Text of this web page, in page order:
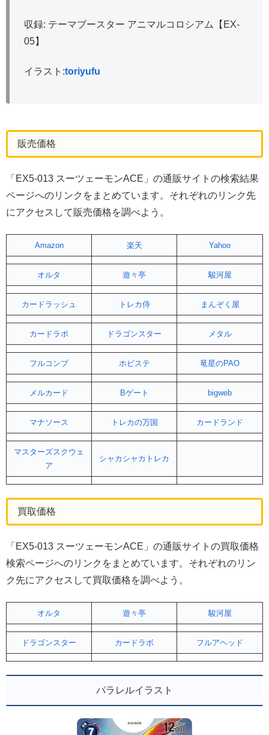
収録: テーマブースター アニマルコロシアム【EX-
05】
イラスト:toriyufu
販売価格
「EX5-013 スーツェーモンACE」の通販サイトの検索結果
ページへのリンクをまとめています。それぞれのリンク先
にアクセスして販売価格を調べよう。
Amazon 楽天 Yahoo
オルタ 遊々亭 駿河屋
カードラッシュ トレカ侍 まんぞく屋
カードラボ ドラゴンスター メタル
フルコンプ ホビステ 竜星のPAO
メルカード Bゲート bigweb
マナソース トレカの万国 カードランド
マスターズスクウェ
ア
シャカシャカトレカ
買取価格
「EX5-013 スーツェーモンACE」の通販サイトの買取価格
検索ページへのリンクをまとめています。それぞれのリン
ク先にアクセスして買取価格を調べよう。
オルタ 遊々亭 駿河屋
ドラゴンスター カードラボ フルアヘッド
パラレルイラスト